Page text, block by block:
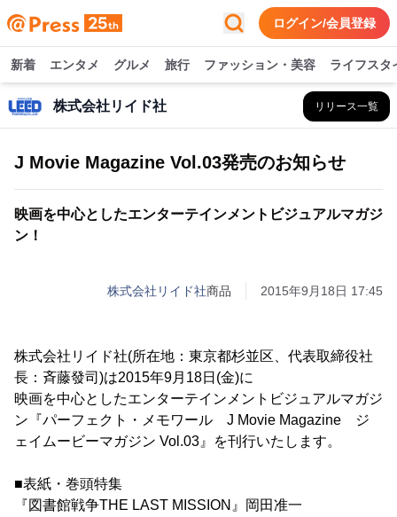
ログイン/会員登録
新着 エンタメ グルメ 旅行 ファッション・美容 ライフスタ
株式会社リイド社 リリース一覧
J Movie Magazine Vol.03発売のお知らせ
映画を中心としたエンターテインメントビジュアルマガジ
ン！
株式会社リイド社商品 2015年9月18日 17:45
株式会社リイド社(所在地：東京都杉並区、代表取締役社
長：斉藤發司)は2015年9月18日(金)に
映画を中心としたエンターテインメントビジュアルマガジ
ン『パーフェクト・メモワール J Movie Magazine ジ
ェイムービーマガジン Vol.03』を刊行いたします。
■表紙・巻頭特集
『図書館戦争THE LAST MISSION』岡田准一